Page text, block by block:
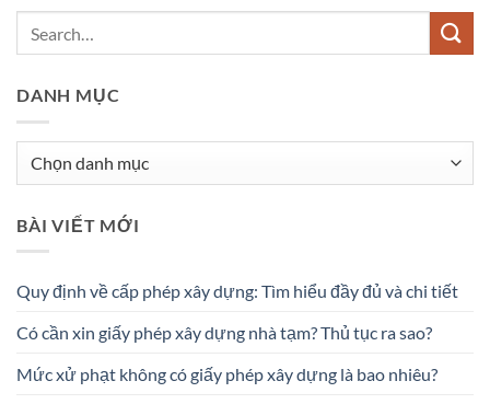
DANH MỤC
BÀI VIẾT MỚI
Quy định về cấp phép xây dựng: Tìm hiểu đầy đủ và chi tiết
Có cần xin giấy phép xây dựng nhà tạm? Thủ tục ra sao?
Mức xử phạt không có giấy phép xây dựng là bao nhiêu?